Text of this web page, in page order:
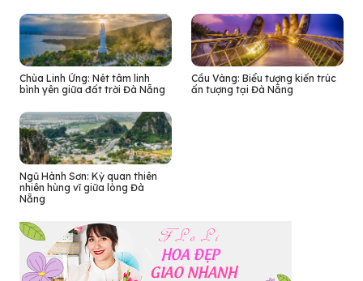
Chùa Linh Ứng: Nét tâm linh
bình yên giữa đất trời Đà Nẵng
Cầu Vàng: Biểu tượng kiến trúc
ấn tượng tại Đà Nẵng
Ngũ Hành Sơn: Kỳ quan thiên
nhiên hùng vĩ giữa lòng Đà
Nẵng